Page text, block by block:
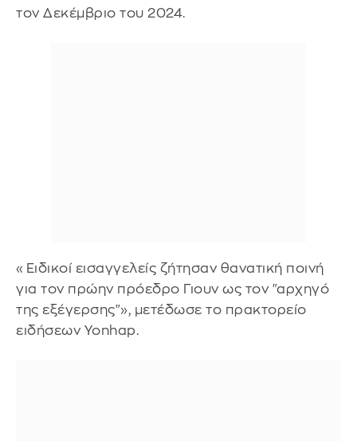
τον Δεκέμβριο του 2024.
«Ειδικοί εισαγγελείς ζήτησαν θανατική ποινή
για τον πρώην πρόεδρο Γιουν ως τον "αρχηγό
της εξέγερσης"», μετέδωσε το πρακτορείο
ειδήσεων Yonhap.